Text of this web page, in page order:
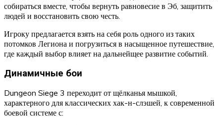
собираться вместе, чтобы вернуть равновесие в Эб, защитить
людей и восстановить свою честь.
Игроку предлагается взять на себя роль одного из таких
потомков Легиона и погрузиться в насыщенное путешествие,
где каждый выбор влияет на дальнейщее развитие событий.
Динамичные бои
Dungeon Siege 3 переходит от щёлканья мышкой,
характерного для классических хак-н-слэшей, к современной
боевой системе с: